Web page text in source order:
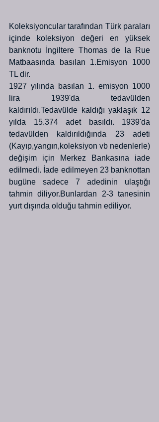
Koleksiyoncular tarafından Türk paraları
içinde koleksiyon değeri en yüksek
banknotu İngiltere Thomas de la Rue
Matbaasında basılan 1.Emisyon 1000
TL dir.
1927 yılında basılan 1. emisyon 1000
lira 1939'da tedavülden
kaldırıldı.Tedavülde kaldığı yaklaşık 12
yılda 15.374 adet basıldı. 1939'da
tedavülden kaldırıldığında 23 adeti
(Kayıp,yangın,koleksiyon vb nedenlerle)
değişim için Merkez Bankasına iade
edilmedi. İade edilmeyen 23 banknottan
bugüne sadece 7 adedinin ulaştığı
tahmin diliyor.Bunlardan 2-3 tanesinin
yurt dışında olduğu tahmin ediliyor.